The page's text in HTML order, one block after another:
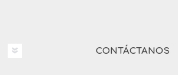
CONTÁCTANOS